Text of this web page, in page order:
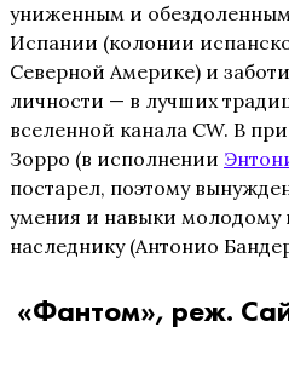
униженным и
Испании (колонии
Северной Америке) и
личности — в лучших
вселенной канала CW. В
Зорро (в исполнении
постарел, поэтому
умения и навыки молодому
наследнику (Антонио
«Фантом», реж.